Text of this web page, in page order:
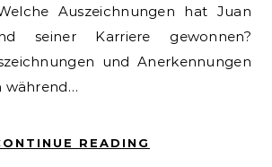
Auszeichnungen hat Juan
seiner Karriere gewonnen?
und Anerkennungen
während…
READING